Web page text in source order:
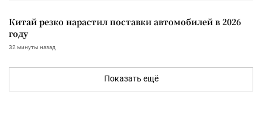
Китай резко нарастил поставки автомобилей в 2026
году
32 минуты назад
Показать ещё